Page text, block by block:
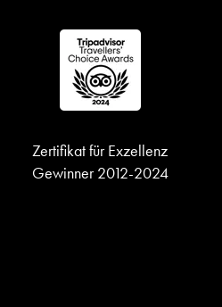
Zertifikat für Exzellenz
Gewinner 2012-2024